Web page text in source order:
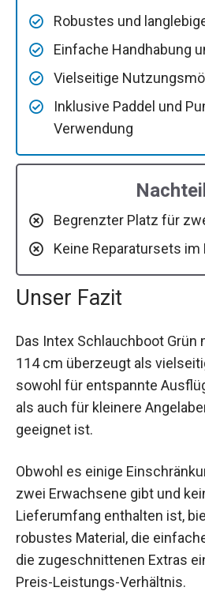
Robustes und
Einfache Handhabung
Vielseitige
Inklusive Paddel und
Verwendung
Begrenzter Platz für
Keine Reparatursets
Unser Fazit
Das Intex Schlauchboot Grün
114 cm überzeugt als
sowohl für entspannte
als auch für kleinere
geeignet ist.
Obwohl es einige
zwei Erwachsene gibt und
Lieferumfang enthalten ist,
robustes Material, die
die zugeschnittenen Extras
Preis-Leistungs-Verhältnis.